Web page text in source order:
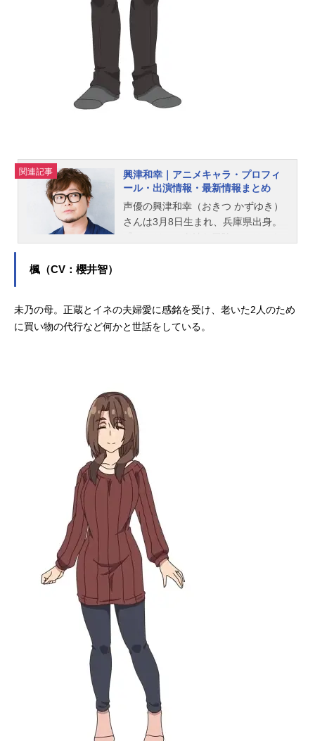
関連記事
興津和幸｜アニメキャラ・プロフィ
ール・出演情報・最新情報まとめ
声優の興津和幸（おきつ かずゆき）
さんは3月8日生まれ、兵庫県出身。
和幸さんのオススメ記事をご紹介！
楓（CV：櫻井智）
未乃の母。正蔵とイネの夫婦愛に感銘を受け、老いた2人のため
に買い物の代行など何かと世話をしている。